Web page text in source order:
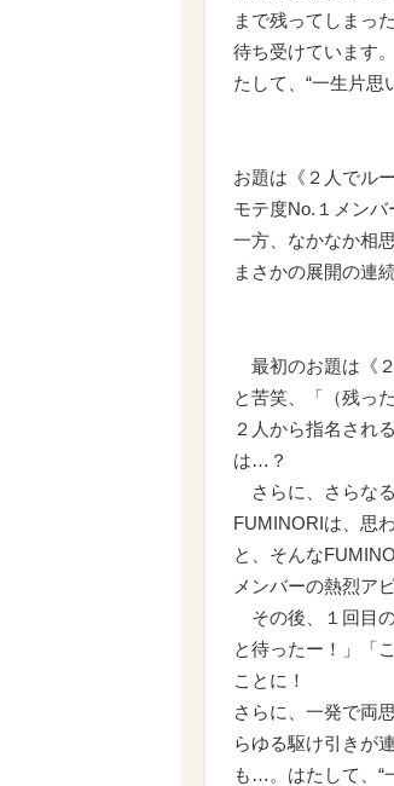
まで残ってしまっ
待ち受けています
たして、“一生片
お題は《２人でル
モテ度No.１メンバ
一方、なかなか相
まさかの展開の連
最初のお題は《
と苦笑、「（残っ
２人から指名され
は…？
さらに、さらな
FUMINORIは、思
と、そんな
メンバーの熱烈ア
その後、１回目
と待ったー！」「
ことに！
さらに、一発で両
らゆる駆け引きが
も…。はたして、“